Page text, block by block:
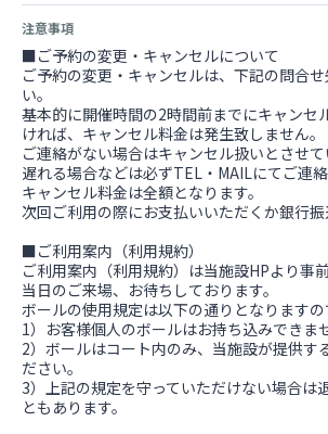
注意事項
■ご予約の変更・キャンセルについて
ご予約の変更・キャンセルは、下記の問合
い。
基本的に開催時間の2時間前までにキャンセ
ければ、キャンセル料金は発生致しません。
ご連絡がない場合はキャンセル扱いとさせて
遅れる場合などは必ずTEL・MAILにてご連絡
キャンセル料金は全額となります。
次回ご利用の際にお支払いいただくか銀行振
■ご利用案内（利用規約）
ご利用案内（利用規約）は当施設HPより事
当日のご来場、お待ちしております。
ボールの使用規定は以下の通りとなりますの
1）お客様個人のボールはお持ち込みできま
2）ボールはコート内のみ、当施設が提供す
ださい。
3）上記の規定を守っていただけない場合は
ともあります。